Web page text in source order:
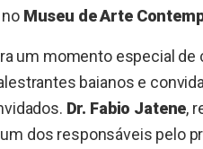
Museu de Arte
um momento especial de
baianos e
Dr. Fabio Jatene,
dos responsáveis pelo